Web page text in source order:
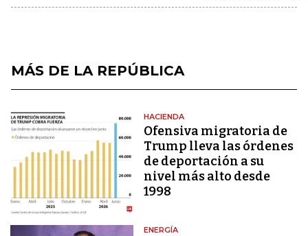
MÁS DE LA REPÚBLICA
HACIENDA
Ofensiva migratoria de
Trump lleva las órdenes
de deportación a su
nivel más alto desde
1998
ENERGÍA